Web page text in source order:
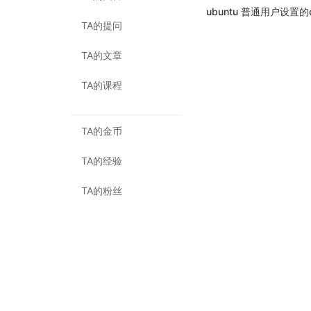
TA的提问
TA的文章
TA的课程
TA的金币
TA的经验
TA的粉丝
ubuntu 普通用户设置